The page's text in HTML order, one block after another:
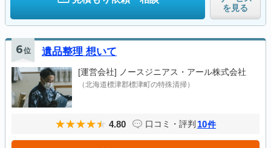
を見る
6位 遺品整理 想いて
[運営会社] ノースジニアス・アール株式会社
（北海道標津郡標津町の特殊清掃）
4.80 口コミ・評判 10件